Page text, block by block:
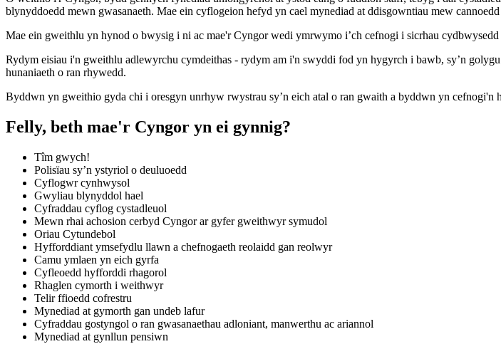
blynyddoedd mewn gwasanaeth. Mae ein cyflogeion hefyd yn cael mynediad at ddisgowntiau mew
Mae ein gweithlu yn hynod o bwysig i ni ac mae'r Cyngor wedi ymrwymo i’ch cefnogi i sicrhau
Rydym eisiau i'n gweithlu adlewyrchu cymdeithas - rydym am i'n swyddi fod yn hygyrch i bawb, sy’n
hunaniaeth o ran rhywedd.
Byddwn yn gweithio gyda chi i oresgyn unrhyw rwystrau sy’n eich atal o ran gwaith a byddwn yn
Felly, beth mae'r Cyngor yn ei gynnig?
Tîm gwych!
Polisïau sy’n ystyriol o deuluoedd
Cyflogwr cynhwysol
Gwyliau blynyddol hael
Cyfraddau cyflog cystadleuol
Mewn rhai achosion cerbyd Cyngor ar gyfer gweithwyr symudol
Oriau Cytundebol
Hyfforddiant ymsefydlu llawn a chefnogaeth reolaidd gan reolwyr
Camu ymlaen yn eich gyrfa
Cyfleoedd hyfforddi rhagorol
Rhaglen cymorth i weithwyr
Telir ffioedd cofrestru
Mynediad at gymorth gan undeb lafur
Cyfraddau gostyngol o ran gwasanaethau adloniant, manwerthu ac ariannol
Mynediad at gynllun pensiwn